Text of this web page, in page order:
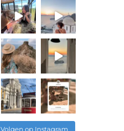
Volgen op Instagram